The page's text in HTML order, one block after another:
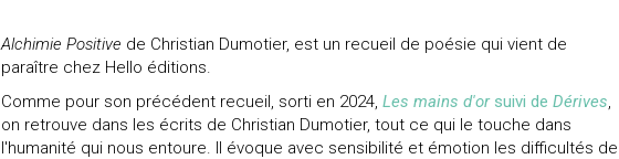
Alchimie Positive de Christian Dumotier, est un recueil de poésie qui vient de
paraître chez Hello éditions.
Comme pour son précédent recueil, sorti en 2024, Les mains d'or suivi de Dérives,
on retrouve dans les écrits de Christian Dumotier, tout ce qui le touche dans
l'humanité qui nous entoure. Il évoque avec sensibilité et émotion les difficultés de